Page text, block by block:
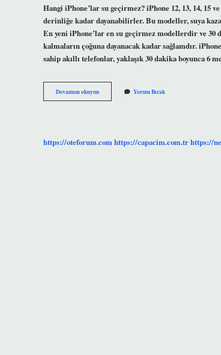
Hangi iPhone’lar su geçirmez? iPhone 12, 13, 14, 15
derinliğe kadar dayanabilirler. Bu modeller, suya
En yeni iPhone’lar en su geçirmez modellerdir ve
kalmaların çoğuna dayanacak kadar sağlamdır.
sahip akıllı telefonlar, yaklaşık 30 dakika boyunca
Devamını okuyunIphone
13
Yorum Bırak
https://oteforum.comhttps://capacim.com.trhttps://